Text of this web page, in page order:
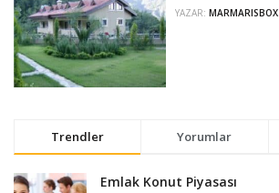
YAZAR:MARMARISBOX
Trendler Yorumlar
Emlak Konut Piyasası